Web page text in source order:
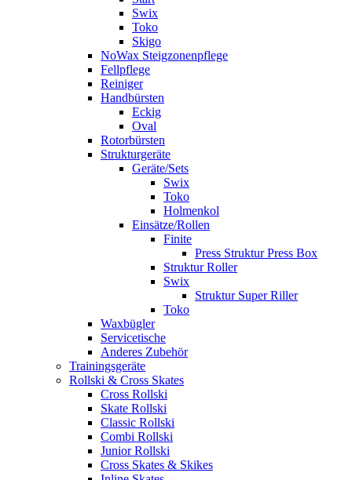
Swix
Toko
Skigo
NoWax Steigzonenpflege
Fellpflege
Reiniger
Handbürsten
Eckig
Oval
Rotorbürsten
Strukturgeräte
Geräte/Sets
Swix
Toko
Holmenkol
Einsätze/Rollen
Finite
Press Struktur Press Box
Struktur Roller
Swix
Struktur Super Riller
Toko
Waxbügler
Servicetische
Anderes Zubehör
Trainingsgeräte
Rollski & Cross Skates
Cross Rollski
Skate Rollski
Classic Rollski
Combi Rollski
Junior Rollski
Cross Skates & Skikes